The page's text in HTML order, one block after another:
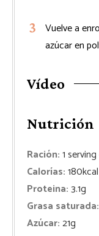
Vuelve a
azúcar en
Vídeo
Nutrición
Ración:1
Calorías:180kcal
Proteina:3.1g
Grasa saturada:
Azúcar:21g